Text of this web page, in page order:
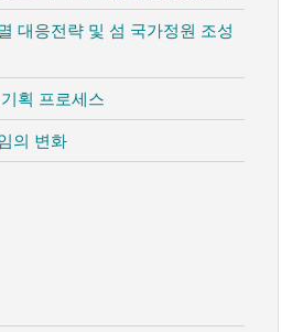
대응전략 및 섬 국가정원 조성
획 프로세스
의 변화